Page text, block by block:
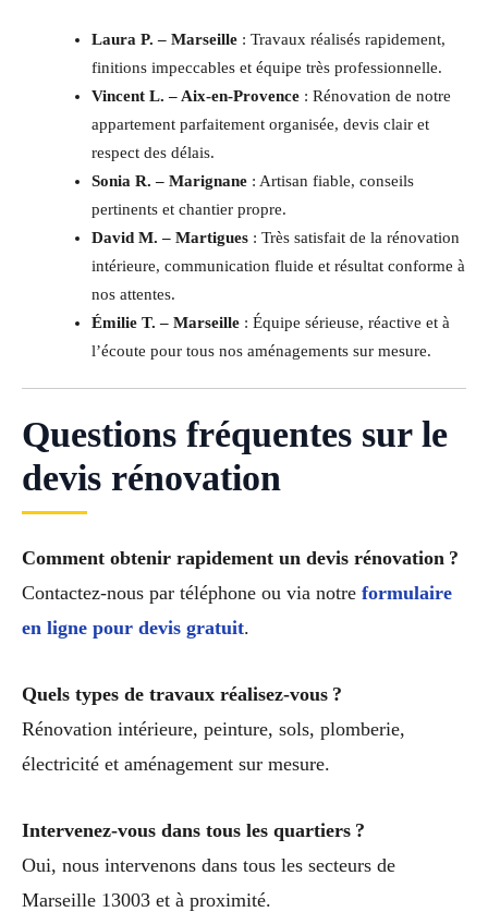
Laura P. – Marseille: Travaux réalisés rapidement,
finitions impeccables et équipe très professionnelle.
Vincent L. – Aix-en-Provence: Rénovation de notre
appartement parfaitement organisée, devis clair et
respect des délais.
Sonia R. – Marignane: Artisan fiable, conseils
pertinents et chantier propre.
David M. – Martigues: Très satisfait de la rénovation
intérieure, communication fluide et résultat conforme à
nos attentes.
Émilie T. – Marseille: Équipe sérieuse, réactive et à
l’écoute pour tous nos aménagements sur mesure.
Questions fréquentes sur le
devis rénovation
Comment obtenir rapidement un devis rénovation ?
Contactez-nous par téléphone ou via notre formulaire
en ligne pour devis gratuit.
Quels types de travaux réalisez-vous ?
Rénovation intérieure, peinture, sols, plomberie,
électricité et aménagement sur mesure.
Intervenez-vous dans tous les quartiers ?
Oui, nous intervenons dans tous les secteurs de
Marseille 13003 et à proximité.